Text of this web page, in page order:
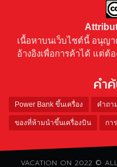
เนื้อหาบนเว็บไซต์นี้ อนุญ
อ้างอิงเพื่อการค้าได้ แต่ต้
คำ
Power Bank ขึ้นเครื่อง คำถา
ของที่ห้ามนำขึ้นเครื่องบิน กา
VACATION ON 2022 © ALL